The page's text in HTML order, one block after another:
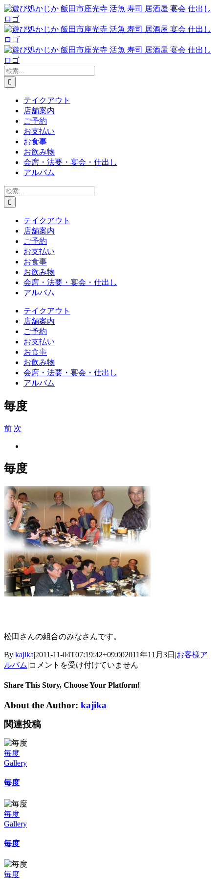
Skip
to
content
検
索
…
テイクアウト
店舗案内
ご予約
お支払い
お食事
お飲み物
会席・法要・宴会・仕出し
アルバム
検
索
…
テイクアウト
店舗案内
ご予約
お支払い
お食事
お飲み物
会席・法要・宴会・仕出し
アルバム
テイクアウト
店舗案内
ご予約
お支払い
お食事
お飲み物
会席・法要・宴会・仕出し
アルバム
毎度
前 次
Image
毎度
松田さんの組合のみなさんです。
By kajika|2011-11-04T07:19:42+09:002011年11月3日 |お客様ア
ルバム|毎
は
コメントを受け付けていません
Share This Story, Choose Your Platform!
About the Author: kajika
関連投稿
毎度
Gallery
毎度
毎度
Gallery
毎度
毎度